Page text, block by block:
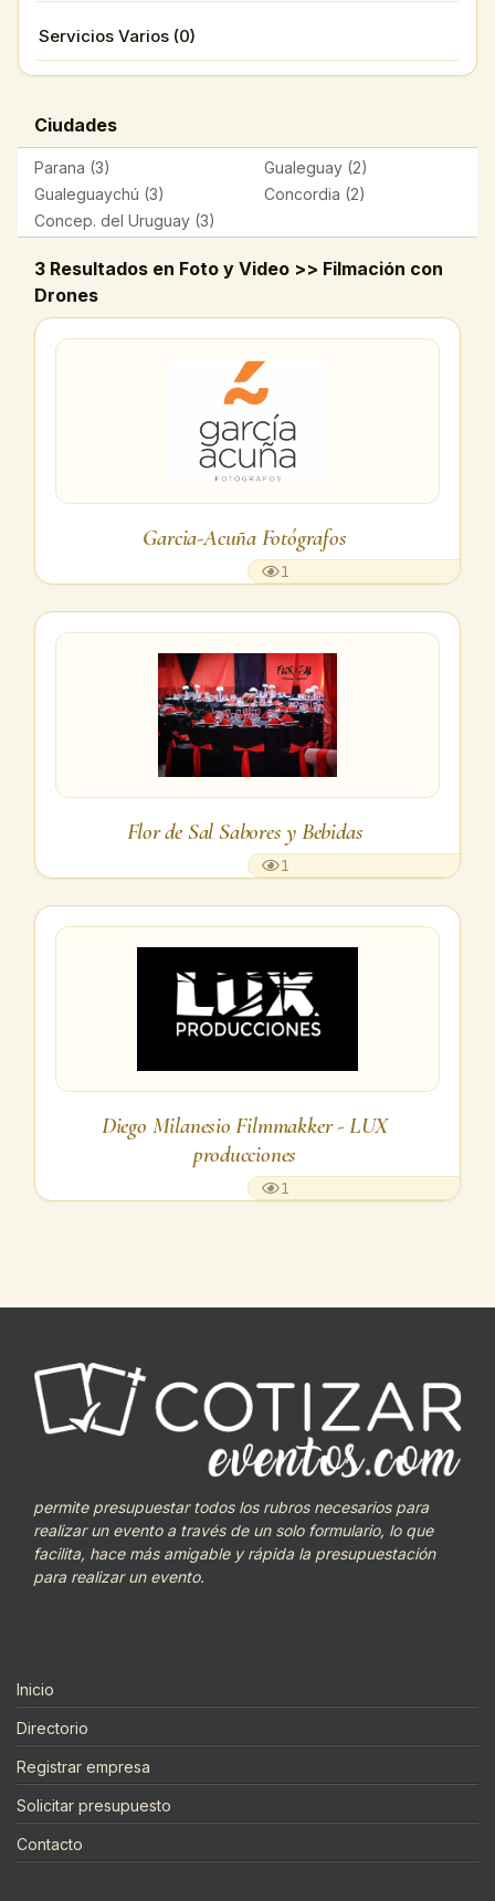
Servicios Varios (0)
Ciudades
Parana (3)
Gualeguay (2)
Gualeguaychú (3)
Concordia (2)
Concep. del Uruguay (3)
3 Resultados en Foto y Video >> Filmación con
Drones
Garcia-Acuña Fotógrafos
1
Flor de Sal Sabores y Bebidas
1
Diego Milanesio Filmmakker - LUX
producciones
1
permite presupuestar todos los rubros necesarios para
realizar un evento a través de un solo formulario, lo que
facilita, hace más amigable y rápida la presupuestación
para realizar un evento.
Inicio
Directorio
Registrar empresa
Solicitar presupuesto
Contacto